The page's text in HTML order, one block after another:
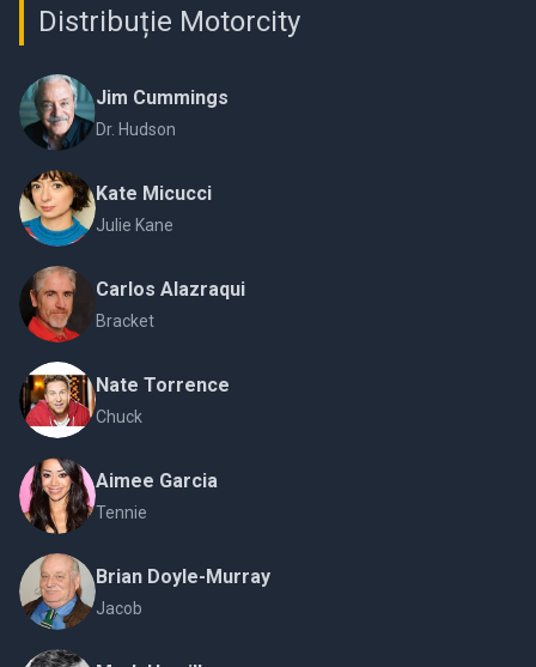
Distribuție Motorcity
Jim Cummings
Dr. Hudson
Kate Micucci
Julie Kane
Carlos Alazraqui
Bracket
Nate Torrence
Chuck
Aimee Garcia
Tennie
Brian Doyle-Murray
Jacob